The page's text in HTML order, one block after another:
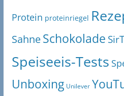
Protein proteinriegel
SahneSchokolade
Speiseeis-Tests
Unboxing Unilever